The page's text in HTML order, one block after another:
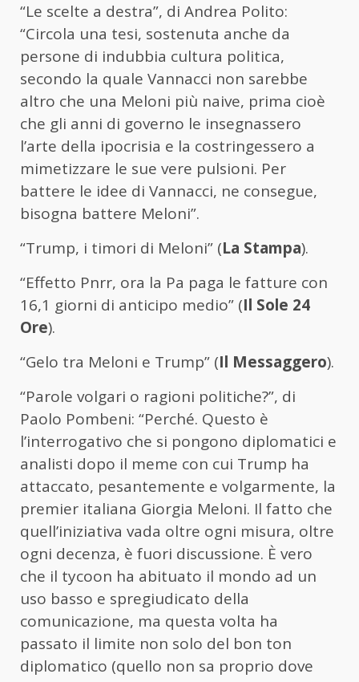
“Le scelte a destra”, di Andrea Polito:
“Circola una tesi, sostenuta anche da
persone di indubbia cultura politica,
secondo la quale Vannacci non sarebbe
altro che una Meloni più naive, prima cioè
che gli anni di governo le insegnassero
l’arte della ipocrisia e la costringessero a
mimetizzare le sue vere pulsioni. Per
battere le idee di Vannacci, ne consegue,
bisogna battere Meloni”.
“Trump, i timori di Meloni” (La Stampa).
“Effetto Pnrr, ora la Pa paga le fatture con
16,1 giorni di anticipo medio” (Il Sole 24
Ore).
“Gelo tra Meloni e Trump” (Il Messaggero).
“Parole volgari o ragioni politiche?”, di
Paolo Pombeni: “Perché. Questo è
l’interrogativo che si pongono diplomatici e
analisti dopo il meme con cui Trump ha
attaccato, pesantemente e volgarmente, la
premier italiana Giorgia Meloni. Il fatto che
quell’iniziativa vada oltre ogni misura, oltre
ogni decenza, è fuori discussione. È vero
che il tycoon ha abituato il mondo ad un
uso basso e spregiudicato della
comunicazione, ma questa volta ha
passato il limite non solo del bon ton
diplomatico (quello non sa proprio dove